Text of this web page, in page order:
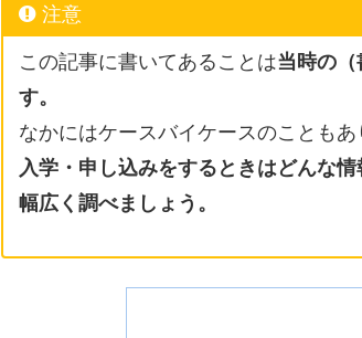
注意
この記事に書いてあることは当時の
す。
なかにはケースバイケースのことも
入学・申し込みをするときはどんな
幅広く調べましょう。